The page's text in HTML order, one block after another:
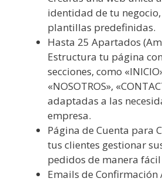
identidad de tu
plantillas predefinidas.
Hasta 25 Apartados
Estructura tu página
secciones, como
«NOSOTROS»,
adaptadas a las
empresa.
Página de Cuenta para
tus clientes gestionar
pedidos de manera
Emails de Confirmación